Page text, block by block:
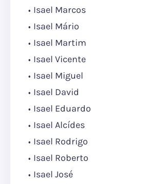
Isael Marcos
Isael Mário
Isael Martim
Isael Vicente
Isael Miguel
Isael David
Isael Eduardo
Isael Alcídes
Isael Rodrigo
Isael Roberto
Isael José